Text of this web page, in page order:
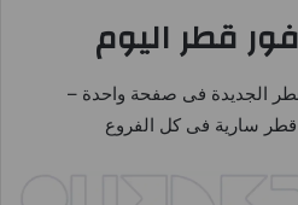
قطر اليوم
الجديدة فى صفحة واحدة –
سارية فى كل الفروع